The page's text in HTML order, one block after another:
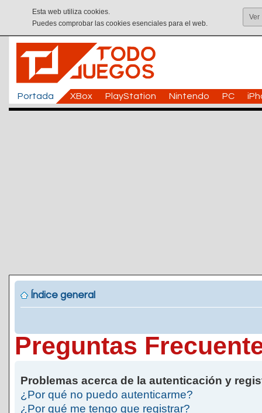
Esta web utiliza cookies.
Puedes comprobar las cookies esenciales para el web.
Ver
Portada XBox PlayStation Nintendo PC
Índice general
Preguntas
Problemas acerca de la autenticación y
¿Por qué no puedo autenticarme?
¿Por qué me tengo que registrar?